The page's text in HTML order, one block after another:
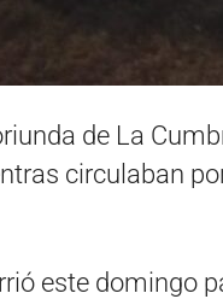
de La
circulaban
este domingo